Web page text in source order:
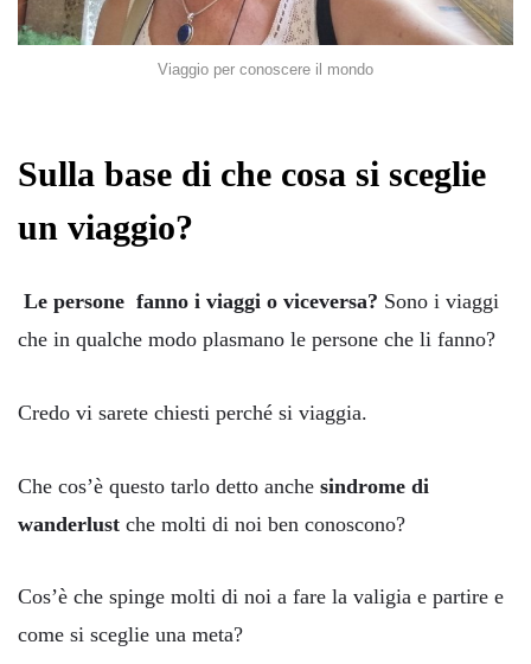
Viaggio per conoscere il mondo
Sulla base di che cosa si sceglie
un viaggio?
Le persone fanno i viaggi o viceversa? Sono i viaggi
che in qualche modo plasmano le persone che li fanno?
Credo vi sarete chiesti perché si viaggia.
Che cos’è questo tarlo detto anche sindrome di
wanderlust che molti di noi ben conoscono?
Cos’è che spinge molti di noi a fare la valigia e partire e
come si sceglie una meta?